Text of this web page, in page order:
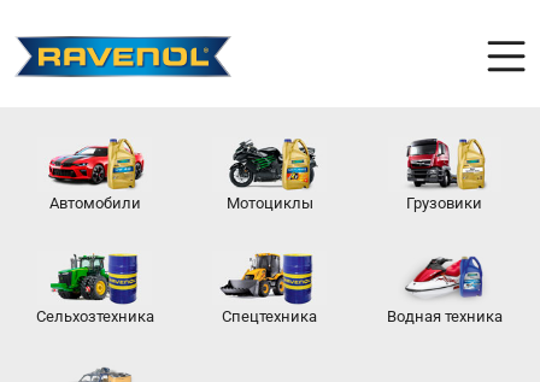
Автомобили Мотоциклы Грузовики
Сельхозтехника Спецтехника Водная техника